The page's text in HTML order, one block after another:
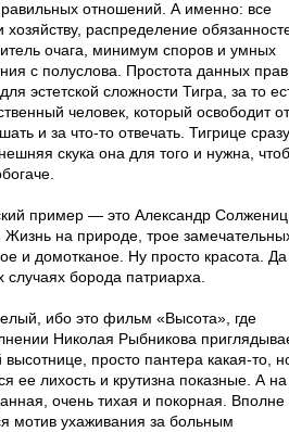
отношений. А именно: все
хозяйству, распределение
очага, минимум споров и умных
с полуслова. Простота данных
эстетской сложности Тигра, за то
человек, который освободит от
и за что-то отвечать. Тигрице сразу
скука она для того и нужна,
пример — это Александр
на природе, трое
и домотканое. Ну просто красота. Да
борода патриарха.
ибо это фильм «Высота», где
Николая Рыбникова
просто пантера какая-то,
ее лихость и крутизна показные. А на
очень тихая и покорная. Вполне
мотив ухаживания за больным